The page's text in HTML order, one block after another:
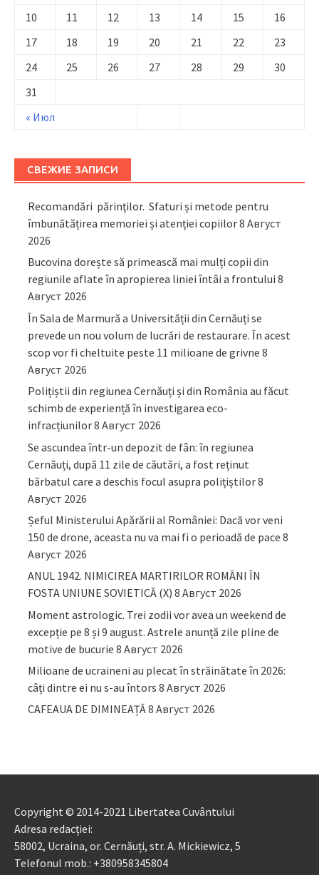
« Июл
10
11 12 13 14 15
16
17
18 19 20 21 22
23
24
25 26 27 28 29
30
31
СВЕЖИЕ ЗАПИСИ
Recomandări părinţilor. Sfaturi și metode pentru
îmbunătățirea memoriei și atenției copiilor8 Август
2026
Bucovina dorește să primească mai mulți copii din
regiunile aflate în apropierea liniei întâi a frontului 8
Август 2026
În Sala de Marmură a Universității din Cernăuți se
prevede un nou volum de lucrări de restaurare. În acest
scop vor fi cheltuite peste 11 milioane de grivne 8
Август 2026
Polițiștii din regiunea Cernăuți și din România au făcut
schimb de experiență în investigarea eco-
infracțiunilor8 Август 2026
Se ascundea într-un depozit de fân: în regiunea
Cernăuți, după 11 zile de căutări, a fost reținut
bărbatul care a deschis focul asupra polițiștilor8
Август 2026
Șeful Ministerului Apărării al României: Dacă vor veni
150 de drone, aceasta nu va mai fi o perioadă de pace 8
Август 2026
ANUL 1942. NIMICIREA MARTIRILOR ROMÂNI ÎN
FOSTA UNIUNE SOVIETICĂ (X) 8 Август 2026
Moment astrologic. Trei zodii vor avea un weekend de
excepție pe 8 și 9 august. Astrele anunță zile pline de
motive de bucurie 8 Август 2026
Milioane de ucraineni au plecat în străinătate în 2026:
câți dintre ei nu s-au întors 8 Август 2026
CAFEAUA DE DIMINEAȚĂ8 Август 2026
Copyright © 2014-2021 Libertatea Cuvântului
Adresa redacției:
58002, Ucraina, or. Cernăuți, str. A. Mickiewicz, 5
Telefonul mob.: +380958345804